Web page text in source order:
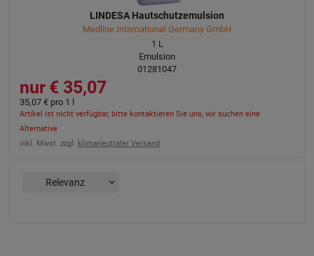
LINDESA Hautschutzemulsion
Medline International Germany GmbH
1 L
Emulsion
01281047
35,07 €
Artikel ist nicht verfügbar, bitte kontaktieren Sie uns, wir suchen eine
Alternative
inkl. Mwst. zzgl. klimaneutraler Versand
35,07 € pro 1 l